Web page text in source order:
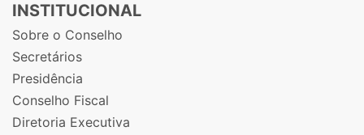
INSTITUCIONAL
Sobre o Conselho
Secretários
Presidência
Conselho Fiscal
Diretoria Executiva